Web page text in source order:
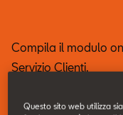
Compila il modulo
Servizio Clienti.
Questo sito web utilizza